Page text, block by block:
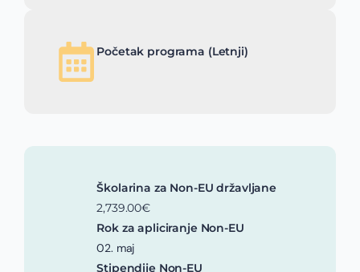
Početak programa (Letnji)
Školarina za Non-EU državljane
2,739.00€
Rok za apliciranje Non-EU
02. maj
Stipendije Non-EU